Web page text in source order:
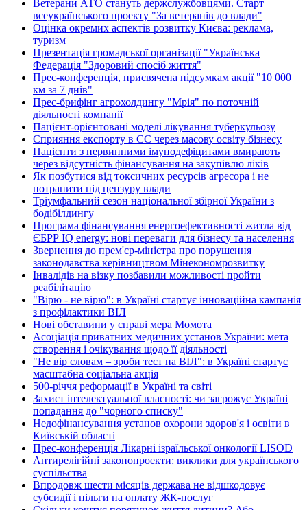
Ветерани АТО стануть держслужбовцями. Старт
всеукраїнського проекту "За ветеранів до влади"
Оцінка окремих аспектів розвитку Києва: реклама,
туризм
Презентація громадської організації "Українська
Федерація "Здоровий спосіб життя"
Прес-конференція, присвячена підсумкам акції "10 000
км за 7 днів"
Прес-брифінг агрохолдингу "Мрія" по поточній
діяльності компанії
Пацієнт-орієнтовані моделі лікування туберкульозу
Сприяння експорту в ЄС через масову освіту бізнесу
Пацієнти з первинними імунодефіцитами вмирають
через відсутність фінансування на закупівлю ліків
Як позбутися від токсичних ресурсів агресора і не
потрапити під цензуру влади
Тріумфальний сезон національної збірної України з
бодібілдингу
Програма фінансування енергоефективності житла від
ЄБРР IQ energy: нові переваги для бізнесу та населення
Звернення до прем'єр-міністра про порушення
законодавства керівництвом Мінекономрозвитку
Інвалідів на візку позбавили можливості пройти
реабілітацію
"Вірю - не вірю": в Україні стартує інноваційна кампанія
з профілактики ВІЛ
Нові обставини у справі мера Момота
Асоціація приватних медичних установ України: мета
створення і очікування щодо її діяльності
"Не вір словам – зроби тест на ВІЛ": в Україні стартує
масштабна соціальна акція
500-річчя реформації в Україні та світі
Захист інтелектуальної власності: чи загрожує Україні
попадання до "чорного списку"
Недофінансування установ охорони здоров'я і освіти в
Київській області
Прес-конференція Лікарні ізраїльської онкології LISOD
Антирелігійні законопроекти: виклики для українського
суспільства
Впродовж шести місяців держава не відшкодовує
субсидії і пільги на оплату ЖК-послуг